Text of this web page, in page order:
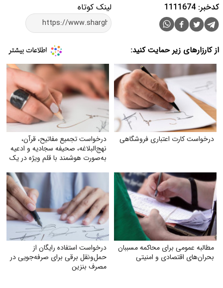
لینک کوتاه کدخبر: 1111674
از کارزارهای زیر حمایت کنید:
درخواست کارت اعتباری فروشگاهی
درخواست تجمیع مفاتیح، قرآن،
نهج‌البلاغه، صحیفه سجادیه و ادعیه
به‌صورت هوشمند با قلم ویژه در یک
مطالبه عمومی برای محاکمه مسببان
بحران‌های اقتصادی و امنیتی
درخواست استفاده رایگان از
حمل‌ونقل برقی برای صرفه‌جویی در
مصرف بنزین